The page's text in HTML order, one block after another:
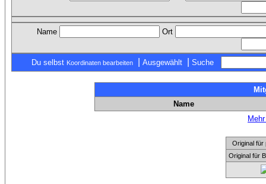
Name Ort
Du selbst Koordinaten bearbeiten Ausgewählt Suche
Name
Original für
Original für